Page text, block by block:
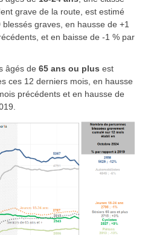
grave de la route, est estimé
graves, en hausse de +1
et en baisse de -1 % par
âgés de 65 ans ou plus est
ces 12 derniers mois, en hausse
précédents et en hausse de